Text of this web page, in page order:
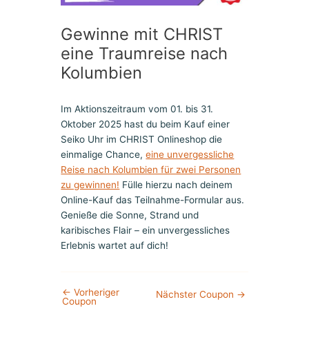
Gewinne mit CHRIST
eine Traumreise nach
Kolumbien
Im Aktionszeitraum vom 01. bis 31.
Oktober 2025 hast du beim Kauf einer
Seiko Uhr im CHRIST Onlineshop die
einmalige Chance,eine unvergessliche
Reise nach Kolumbien für zwei Personen
zu gewinnen! Fülle hierzu nach deinem
Online-Kauf das Teilnahme-Formular aus.
Genieße die Sonne, Strand und
karibisches Flair – ein unvergessliches
Erlebnis wartet auf dich!
← Vorheriger
Coupon
Nächster Coupon →